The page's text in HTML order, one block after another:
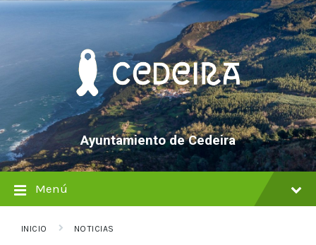
saltar
Saltar
Saltar
Ayuntamiento de Cedeira
Menú
INICIO NOTICIAS